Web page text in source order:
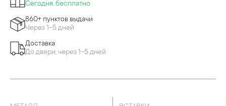
Сегодня, бесплатно
860+ пунктов выдачи
Через 1-5 дней
Доставка
До двери, через 1-5 дней